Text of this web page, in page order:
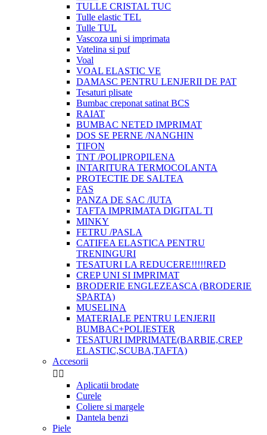
TULLE CRISTAL TUC
Tulle elastic TEL
Tulle TUL
Vascoza uni si imprimata
Vatelina si puf
Voal
VOAL ELASTIC VE
DAMASC PENTRU LENJERII DE PAT
Tesaturi plisate
Bumbac creponat satinat BCS
RAIAT
BUMBAC NETED IMPRIMAT
DOS SE PERNE /NANGHIN
TIFON
TNT /POLIPROPILENA
INTARITURA TERMOCOLANTA
PROTECTIE DE SALTEA
FAS
PANZA DE SAC /IUTA
TAFTA IMPRIMATA DIGITAL TI
MINKY
FETRU /PASLA
CATIFEA ELASTICA PENTRU
TRENINGURI
TESATURI LA REDUCERE!!!!!RED
CREP UNI SI IMPRIMAT
BRODERIE ENGLEZEASCA (BRODERIE
SPARTA)
MUSELINA
MATERIALE PENTRU LENJERII
BUMBAC+POLIESTER
TESATURI IMPRIMATE(BARBIE,CREP
ELASTIC,SCUBA,TAFTA)
Accesorii
 
Aplicatii brodate
Curele
Coliere si margele
Dantela benzi
Piele